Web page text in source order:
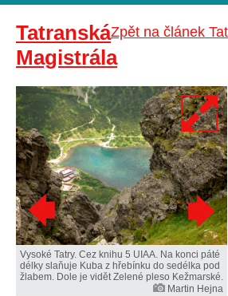
Zpět na článek
Tatranská
Magistrála
Vysoké Tatry. Cez knihu 5 UIAA. Na konci páté
délky slaňuje Kuba z hřebínku do sedélka pod
žlabem. Dole je vidět Zelené pleso Kežmarské.
Martin Hejna